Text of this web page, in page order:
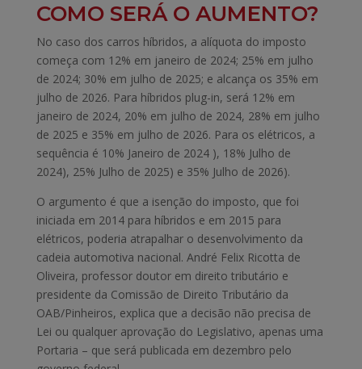
COMO SERÁ O AUMENTO?
No caso dos carros híbridos, a alíquota do imposto
começa com 12% em janeiro de 2024; 25% em julho
de 2024; 30% em julho de 2025; e alcança os 35% em
julho de 2026. Para híbridos plug-in, será 12% em
janeiro de 2024, 20% em julho de 2024, 28% em julho
de 2025 e 35% em julho de 2026. Para os elétricos, a
sequência é 10% Janeiro de 2024 ), 18% Julho de
2024), 25% Julho de 2025) e 35% Julho de 2026).
O argumento é que a isenção do imposto, que foi
iniciada em 2014 para híbridos e em 2015 para
elétricos, poderia atrapalhar o desenvolvimento da
cadeia automotiva nacional. André Felix Ricotta de
Oliveira, professor doutor em direito tributário e
presidente da Comissão de Direito Tributário da
OAB/Pinheiros, explica que a decisão não precisa de
Lei ou qualquer aprovação do Legislativo, apenas uma
Portaria – que será publicada em dezembro pelo